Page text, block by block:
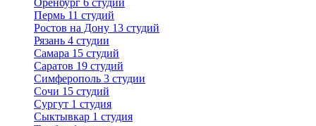
Оренбург 6 студий
Пермь 11 студий
Ростов на Дону 13 студий
Рязань 4 студии
Самара 15 студий
Саратов 19 студий
Симферополь 3 студии
Сочи 15 студий
Сургут 1 студия
Сыктывкар 1 студия